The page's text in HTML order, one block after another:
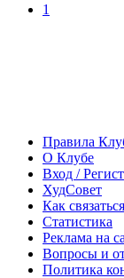
1
Правила
О Клубе
Вход /
ХудСовет
Как связаться
Статистика
Реклама на
Вопросы и
Политика